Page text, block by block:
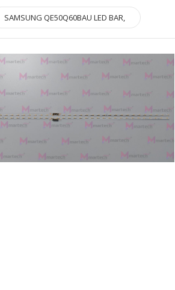
SAMSUNG QE50Q60BAU LED BAR,